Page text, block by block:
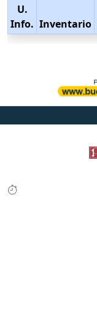
U.
Info. Inventario